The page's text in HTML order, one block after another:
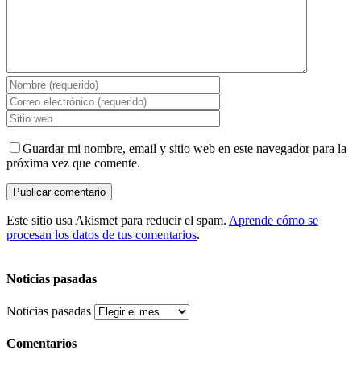
Guardar mi nombre, email y sitio web en este navegador para la
próxima vez que comente.
Este sitio usa Akismet para reducir el spam. Aprende cómo se
procesan los datos de tus comentarios.
Noticias pasadas
Noticias pasadas
Comentarios